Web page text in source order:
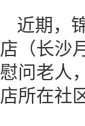
近期，
店（长沙
慰问老人
店所在社